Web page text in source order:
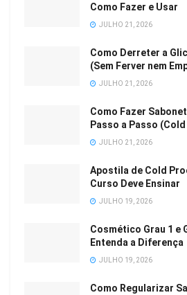
Como Fazer e Usar
JULHO 21, 2026
Como Derreter a
(Sem Ferver nem
JULHO 21, 2026
Como Fazer
Passo a Passo
JULHO 21, 2026
Apostila de Cold
Curso Deve Ensinar
JULHO 19, 2026
Cosmético Grau 1 e
Entenda a Diferença
JULHO 19, 2026
Como Regularizar